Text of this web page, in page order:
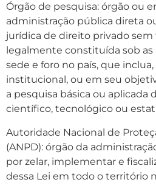
Órgão de pesquisa: órgão ou
administração pública direta
jurídica de direito privado sem
legalmente constituída sob as
sede e foro no país, que
institucional, ou em seu
a pesquisa básica ou aplicada
científico, tecnológico ou
Autoridade Nacional de
(ANPD): órgão da
por zelar, implementar e
dessa Lei em todo o território